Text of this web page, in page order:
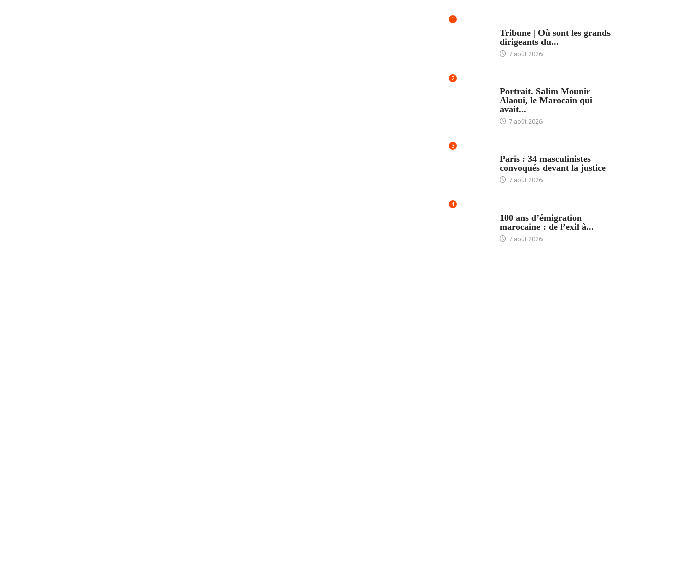
1
Tribune | Où sont les grands
dirigeants du...
7 août 2026
2
Portrait. Salim Mounir
Alaoui, le Marocain qui
avait...
7 août 2026
3
Paris : 34 masculinistes
convoqués devant la justice
7 août 2026
4
100 ans d’émigration
marocaine : de l’exil à...
7 août 2026